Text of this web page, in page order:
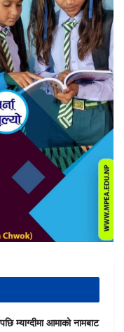
म्याग्दीमा आमाको नामबाट